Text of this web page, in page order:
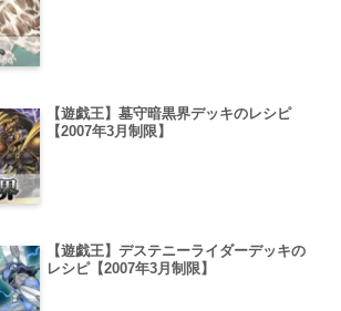
【遊戯王】墓守暗黒界デッキのレシピ
【2007年3月制限】
【遊戯王】デステニーライダーデッキの
レシピ【2007年3月制限】